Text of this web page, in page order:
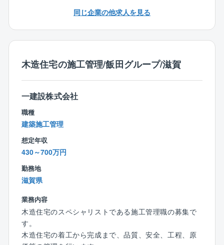
入社後は同社のこと、仕事の流れをまずは知って頂く
あなた自身のスキルも活かしつつ、徐々に慣れていき
また、お願いする案件は規格商品の建築が大半。
め、経験を積み仕事に慣れていけば、効率よく業務を
進められます。
■未来まで街に残る建物をつくっています
何が時代に必要とされているのかを考え、商品に反映
している同社。
例えば高耐震やバリアフリー設計などニーズのある商
品を創造する事でお客様から高い満足度を頂いていま
つくりあげていくのは何十年と地図に残る建物。
社会的意義の高い商品をつくっていくやりがいある仕
事です。
同じ企業の他求人を見る
木造住宅の施工管理/飯田グループ/滋賀
一建設株式会社
職種
建築施工管理
想定年収
430～700万円
勤務地
滋賀県
業務内容
木造住宅のスペシャリストである施工管理職の募集で
す。
木造住宅の着工から完成まで、品質、安全、工程、原